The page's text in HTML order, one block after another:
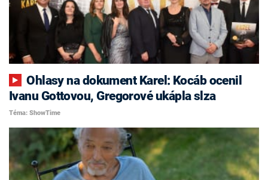
Ohlasy na dokument Karel: Kocáb ocenil
Ivanu Gottovou, Gregorové ukápla slza
Téma: ShowTime